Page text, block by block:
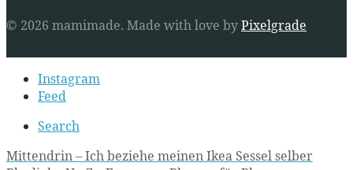
© 2026 mamimade. Made with love byPixelgrade
Secondary
navigationInstagram
Feed
Search
Post
Mittendrin – Ich beziehe meinen Ikea Sessel selber